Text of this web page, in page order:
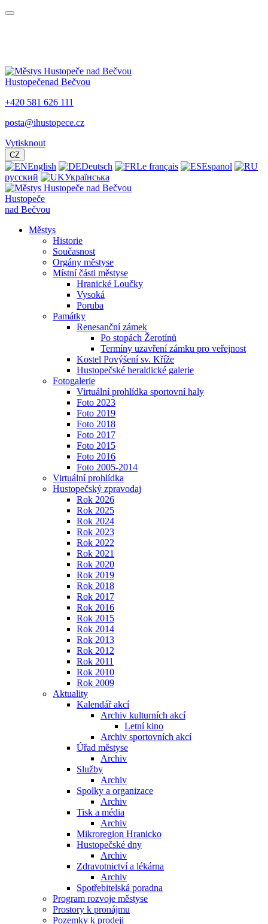
Hustopečenad Bečvou
+420 581 626 111
posta@ihustopece.cz
Vytisknout
CZ
English Deutsch Le français
Espanol
русский
Українська
Hustopeče
nad Bečvou
Městys
Historie
Současnost
Orgány městyse
Místní části městyse
Hranické Loučky
Vysoká
Poruba
Památky
Renesanční zámek
Po stopách Žerotínů
Termíny uzavření zámku pro veřejnost
Kostel Povýšení sv. Kříže
Hustopečské heraldické galerie
Fotogalerie
Virtuální prohlídka sportovní haly
Foto 2023
Foto 2019
Foto 2018
Foto 2017
Foto 2015
Foto 2016
Foto 2005-2014
Virtuální prohlídka
Hustopečský zpravodaj
Rok 2026
Rok 2025
Rok 2024
Rok 2023
Rok 2022
Rok 2021
Rok 2020
Rok 2019
Rok 2018
Rok 2017
Rok 2016
Rok 2015
Rok 2014
Rok 2013
Rok 2012
Rok 2011
Rok 2010
Rok 2009
Aktuality
Kalendář akcí
Archiv kulturních akcí
Letní kino
Archiv sportovních akcí
Úřad městyse
Archiv
Služby
Archiv
Spolky a organizace
Archiv
Tisk a média
Archiv
Mikroregion Hranicko
Hustopečské dny
Archiv
Zdravotnictví a lékárna
Archiv
Spotřebitelská poradna
Program rozvoje městyse
Prostory k pronájmu
Pozemky k prodeji